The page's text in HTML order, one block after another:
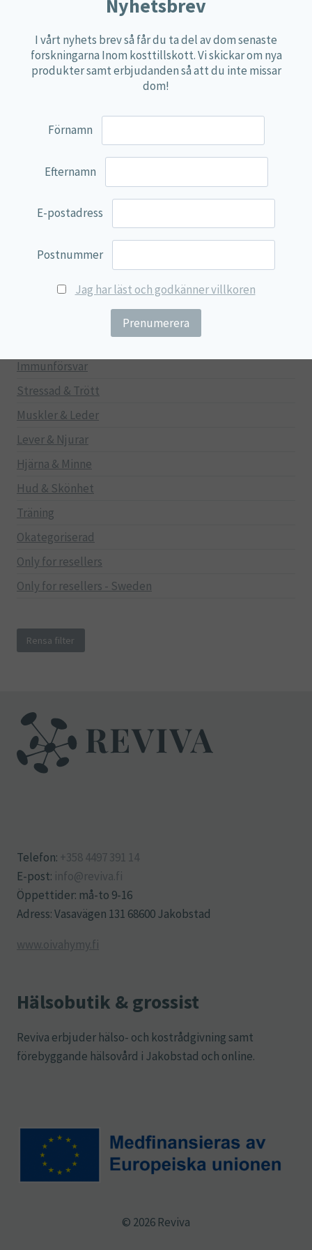
100% Natural
EVP Nutrition
Multi Nutrient
Lamberts
Svenska Örtmedicinska Institutet
Kenkou Selfcare
Immunförsvar
Stressad & Trött
Muskler & Leder
Lever & Njurar
Hjärna & Minne
Hud & Skönhet
Träning
Okategoriserad
Only for resellers
Only for resellers - Sweden
Rensa filter
Telefon: +358 4497 391 14
E-post: info@reviva.fi
Öppettider: må-to 9-16
Adress: Vasavägen 131 68600 Jakobstad
www.oivahymy.fi
Hälsobutik & grossist
Reviva erbjuder hälso- och kostrådgivning samt
förebyggande hälsovård i Jakobstad och online.
© 2026 Reviva
Nyhetsbrev
I vårt nyhets brev så får du ta del av dom senaste
forskningarna Inom kosttillskott. Vi skickar om nya
produkter samt erbjudanden så att du inte missar
dom!
Förnamn
Efternamn
E-postadress
Postnummer
Jag har läst och godkänner villkoren